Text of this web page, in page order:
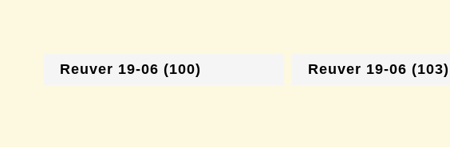
Reuver 19-06 (100) Reuver 19-06 (103)